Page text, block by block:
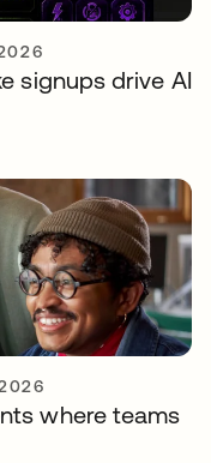
signups drive AI
where teams